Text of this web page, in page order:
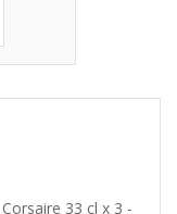
33 cl x 3 -